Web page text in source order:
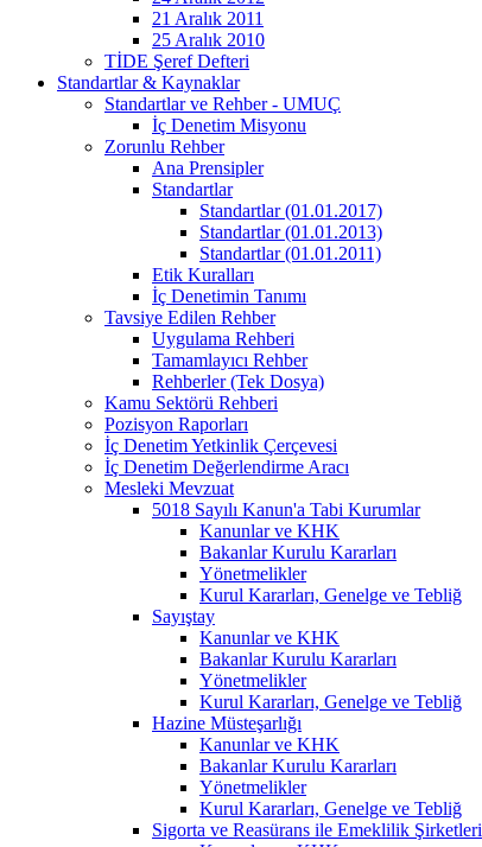
21 Aralık 2011
25 Aralık 2010
TİDE Şeref Defteri
Standartlar & Kaynaklar
Standartlar ve Rehber - UMUÇ
İç Denetim Misyonu
Zorunlu Rehber
Ana Prensipler
Standartlar
Standartlar (01.01.2017)
Standartlar (01.01.2013)
Standartlar (01.01.2011)
Etik Kuralları
İç Denetimin Tanımı
Tavsiye Edilen Rehber
Uygulama Rehberi
Tamamlayıcı Rehber
Rehberler (Tek Dosya)
Kamu Sektörü Rehberi
Pozisyon Raporları
İç Denetim Yetkinlik Çerçevesi
İç Denetim Değerlendirme Aracı
Mesleki Mevzuat
5018 Sayılı Kanun'a Tabi Kurumlar
Kanunlar ve KHK
Bakanlar Kurulu Kararları
Yönetmelikler
Kurul Kararları, Genelge ve Tebliğ
Sayıştay
Kanunlar ve KHK
Bakanlar Kurulu Kararları
Yönetmelikler
Kurul Kararları, Genelge ve Tebliğ
Hazine Müsteşarlığı
Kanunlar ve KHK
Bakanlar Kurulu Kararları
Yönetmelikler
Kurul Kararları, Genelge ve Tebliğ
Sigorta ve Reasürans ile Emeklilik Şirketleri